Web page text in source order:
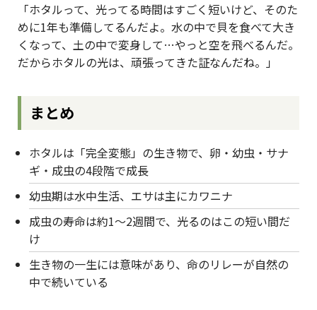
「ホタルって、光ってる時間はすごく短いけど、そのた
めに1年も準備してるんだよ。水の中で貝を食べて大き
くなって、土の中で変身して…やっと空を飛べるんだ。
だからホタルの光は、頑張ってきた証なんだね。」
まとめ
ホタルは「完全変態」の生き物で、卵・幼虫・サナ
ギ・成虫の4段階で成長
幼虫期は水中生活、エサは主にカワニナ
成虫の寿命は約1〜2週間で、光るのはこの短い間だ
け
生き物の一生には意味があり、命のリレーが自然の
中で続いている